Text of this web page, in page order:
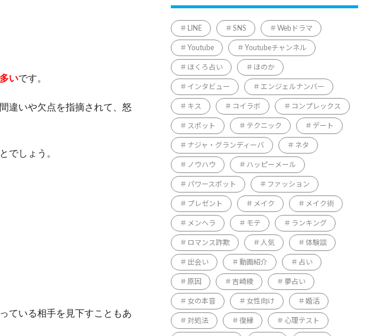
いです。
違いや欠点を指摘されて、怒
でしょう。
ている相手を見下すこともあ
LINE SNS Webドラマ
Youtube Youtubeチャンネル
ほくろ占い ほのか
インタビュー エンジェルナンバー
キス コイラボ コンプレックス
スポット テクニック デート
ナジャ・グランディーバ ネタ
ノウハウ ハッピーメール
パワースポット ファッション
プレゼント メイク メイク術
メンヘラ モテ ランキング
ロマンス詐欺 人気 体験談
出会い 動画紹介 占い
原因 吉崎綾 夢占い
女の本音 女性向け 婚活
対処法 復縁 心理テスト